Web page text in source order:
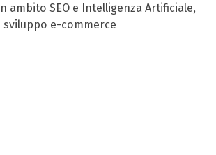
ambito SEO e Intelligenza Artificiale,
sviluppo e-commerce